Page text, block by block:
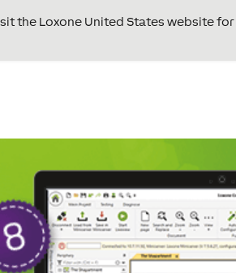
the Loxone United States website